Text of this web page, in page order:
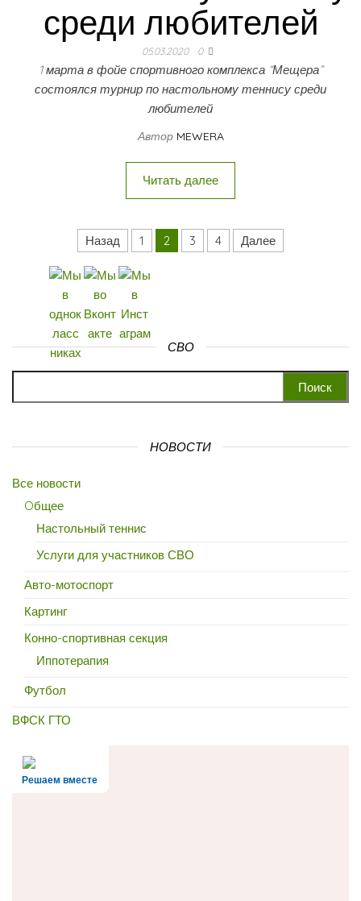
среди любителей
05.03.2020 0
1 марта в фойе спортивного комплекса “Мещера”
состоялся турнир по настольному теннису среди
любителей
Автор MEWERA
Читать далее
Навигация по записям
Назад 1 2 3 4 Далее
СВО
НОВОСТИ
Все новости
Oбщее
Настольный теннис
Услуги для участников СВО
Авто-мотоспорт
Картинг
Конно-спортивная секция
Иппотерапия
Футбол
ВФСК ГТО
Решаем вместе